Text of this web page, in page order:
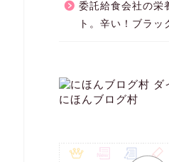
委託給食会社の栄
ト。辛い！ブラッ
にほんブログ村